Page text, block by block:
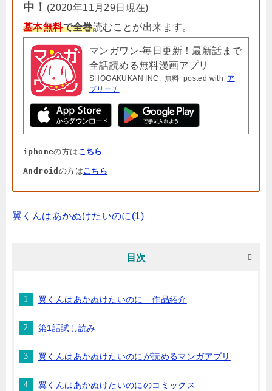
中！ (2020年11月29日現在)
基本無料で全巻読むことが出来ます。
マンガワン-毎日更新！最新話まで
全話読める無料漫画アプリ
SHOGAKUKAN INC. 無料 posted with ア
プリーチ
iphoneの方は こちら
Android の方はこちら
翼くんはあかぬけたいのに(1)
目次
翼くんはあかぬけたいのに 作品紹介
第1話試し読み
翼くんはあかぬけたいのにが読めるマンガアプリ
翼くんはあかぬけたいのにのコミックス